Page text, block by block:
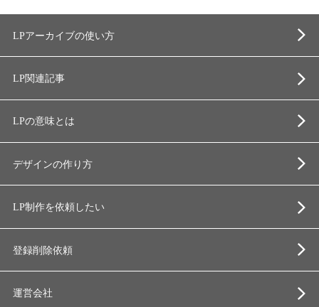
LPアーカイブの使い方
LP関連記事
LPの意味とは
デザインの作り方
LP制作を依頼したい
登録削除依頼
運営会社